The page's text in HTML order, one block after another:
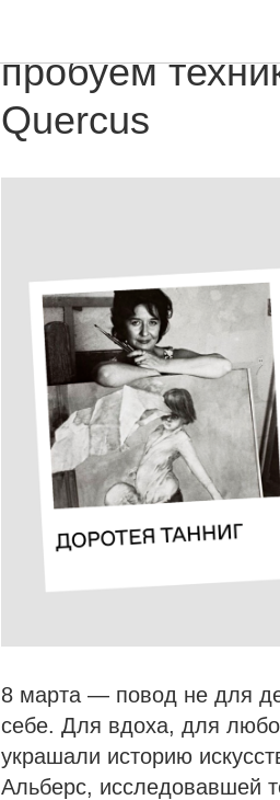
Арт-досуг.
пробуем
Quercus
8 марта — повод не для
себе. Для вдоха, для
украшали историю
Альберс, исследовавшей